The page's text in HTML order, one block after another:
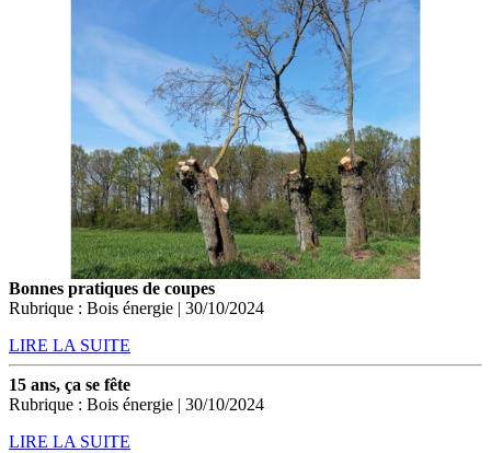
Bonnes pratiques de coupes
Rubrique : Bois énergie | 30/10/2024
LIRE LA SUITE
15 ans, ça se fête
Rubrique : Bois énergie | 30/10/2024
LIRE LA SUITE